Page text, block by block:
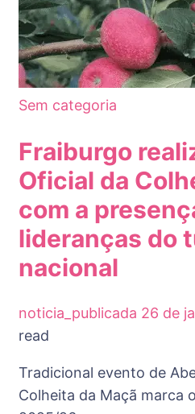
Sem categoria
Fraiburgo
Oficial da
com a
lideranças do
nacional
noticia_publicada 26 de
read
Tradicional evento de
Colheita da Maçã marca